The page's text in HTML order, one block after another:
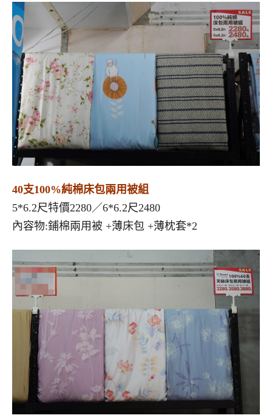
40支100%純棉床包兩用被組
5*6.2尺特價2280／6*6.2尺2480
內容物:鋪棉兩用被 +薄床包 +薄枕套*2